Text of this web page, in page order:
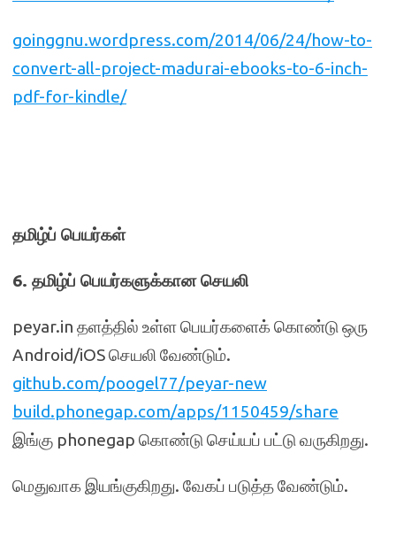
goinggnu.wordpress.com/2014/06/24/how-to-
convert-all-project-madurai-ebooks-to-6-inch-
pdf-for-kindle/
தமிழ்ப் பெயர்கள்
6. தமிழ்ப் பெயர்களுக்கான செயலி
peyar.in தளத்தில் உள்ள பெயர்களைக் கொண்டு ஒரு
Android/iOS செயலி வேண்டும்.
github.com/poogel77/peyar-new
build.phonegap.com/apps/1150459/share
இங்கு phonegap கொண்டு செய்யப் பட்டு வருகிறது.
மெதுவாக இயங்குகிறது. வேகப் படுத்த வேண்டும்.